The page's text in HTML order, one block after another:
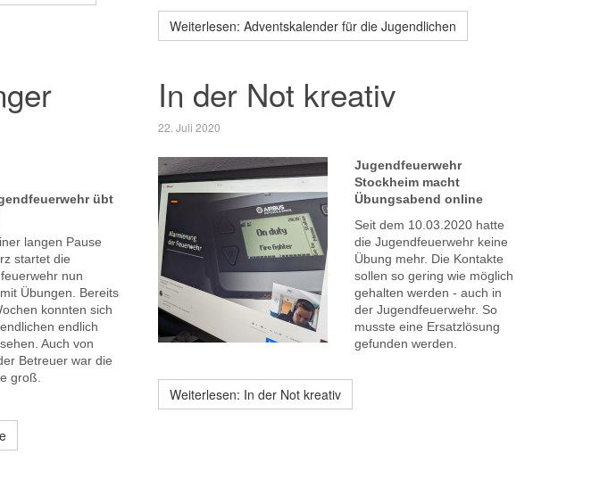
Weiterlesen: Adventskalender für die Jugendlichen
übt
langen Pause
startet die
nun
Übungen. Bereits
konnten sich
endlich
Auch von
Betreuer war die
groß.
In der Not kreativ
22. Juli 2020
Jugendfeuerwehr
Stockheim macht
Übungsabend online
Seit dem 10.03.2020 hatte
die Jugendfeuerwehr keine
Übung mehr. Die Kontakte
sollen so gering wie möglich
gehalten werden - auch in
der Jugendfeuerwehr. So
musste eine Ersatzlösung
gefunden werden.
Weiterlesen: In der Not kreativ